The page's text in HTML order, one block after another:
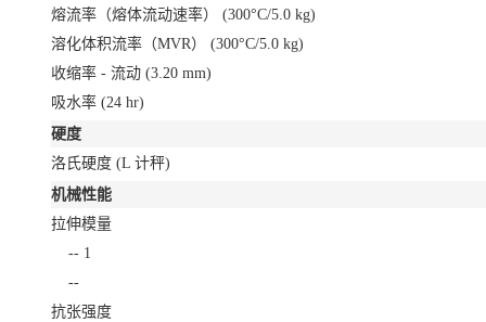
熔流率（熔体流动速率） (300°C/5.0 kg)
溶化体积流率（MVR） (300°C/5.0 kg)
收缩率 - 流动 (3.20 mm)
吸水率 (24 hr)
硬度
洛氏硬度 (L 计秤)
机械性能
拉伸模量
-- 1
--
抗张强度